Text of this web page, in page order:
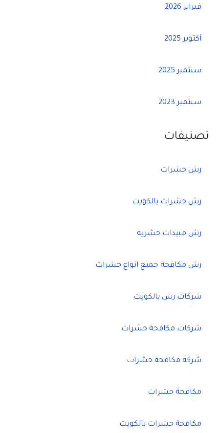
فبراير 2026
أكتوبر 2025
سبتمبر 2025
سبتمبر 2023
تصنيفات
رش حشرات
رش حشرات بالكويت
رش مبيدات حشريه
رش مكافحة جميع انواع حشرات
شركات رش بالكويت
شركات مكافحة حشرات
شركة مكافحة حشرات
مكافحة حشرات
مكافحة حشرات بالكويت